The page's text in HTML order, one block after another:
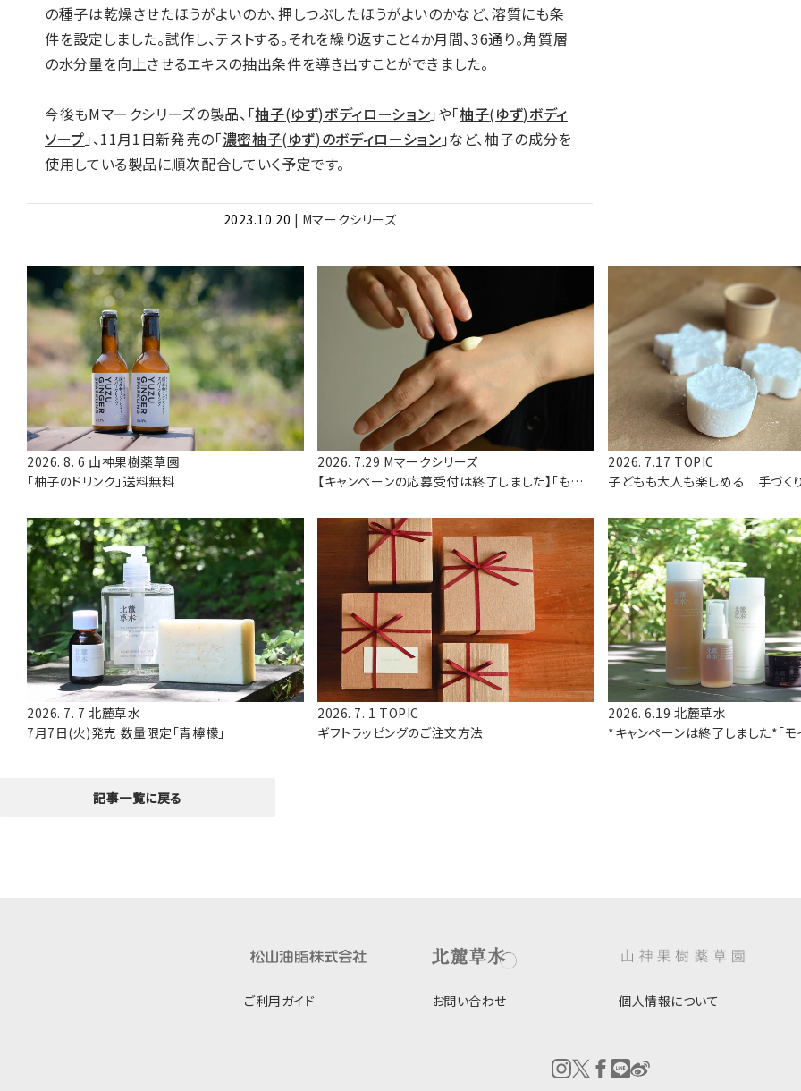
の種子は乾燥させたほうがよいのか、押しつぶしたほうがよいのかなど、溶質にも条
件を設定しました。試作し、テストする。それを繰り返すこと4か月間、36通り。角質層
の水分量を向上させるエキスの抽出条件を導き出すことができました。
今後もMマークシリーズの製品、「柚子(ゆず)ボディローション」や「柚子(ゆず)ボディ
ソープ 」、11月1 日新発売の｢濃密柚子(ゆず)のボディローション ｣など、柚子の成分を
使用している製品に順次配合していく予定です。
2023.10.20 | Mマークシリーズ
2026. 8. 6 山神果樹薬草園
「柚子のドリンク」送料無料
2026. 7.29 Mマークシリーズ
【キャンペーンの応募受付は終了しました】「もちっ
モニターキャンペーン
2026. 7.17 TOPIC
子どもも大人も楽しめる 手づく
2026. 7. 7北麓草水
7月7日(火)発売 数量限定「青檸檬」
2026. 7. 1 TOPIC
ギフトラッピングのご注文方法
2026. 6.19北麓草水
*キャンペーンは終了しました*「モ
記事一覧に戻る
ご利用ガイド お問い合わせ 個人情報について